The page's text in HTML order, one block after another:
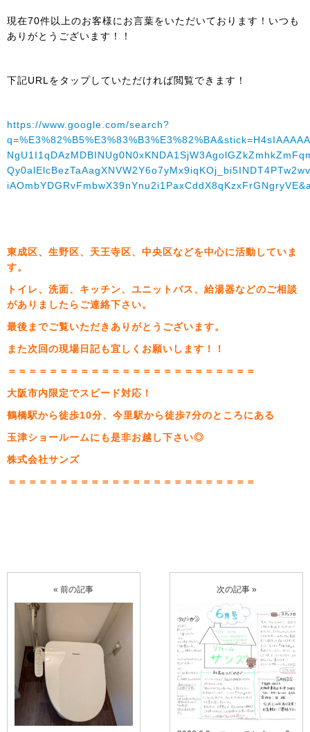
現在70件以上のお客様にお言葉をいただいております！いつも
ありがとうございます！！
下記URLをタップしていただければ閲覧できます！
https://www.google.com/search?
東成区、生野区、天王寺区、中央区などを中心に活動していま
す。
トイレ、洗面、キッチン、ユニットバス、給湯器などのご相談
がありましたらご連絡下さい。
最後までご覧いただきありがとうございます。
また次回の現場日記も宜しくお願いします！！
＝＝＝＝＝＝＝＝＝＝＝＝＝＝＝＝＝＝＝＝＝＝＝＝
大阪市内限定でスピード対応！
鶴橋駅から徒歩10分、今里駅から徒歩7分のところにある
玉津ショールームにも是非お越し下さい◎
株式会社サンズ
＝＝＝＝＝＝＝＝＝＝＝＝＝＝＝＝＝＝＝＝＝＝＝＝
« 前の記事 次の記事 »